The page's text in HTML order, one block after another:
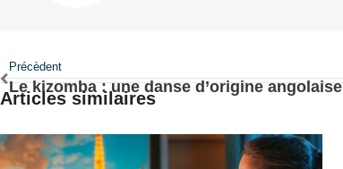
Précèdent
Le kizomba : une danse d’origine angolaise
Articles similaires